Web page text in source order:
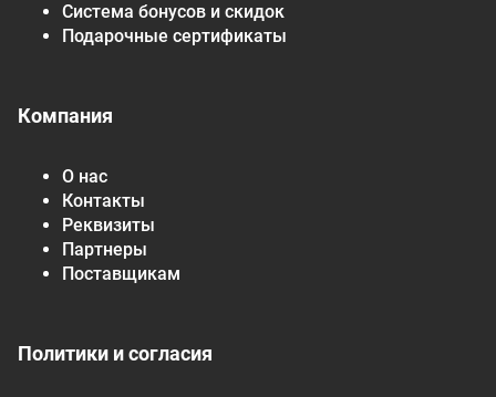
Система бонусов и скидок
Подарочные сертификаты
Компания
О нас
Контакты
Реквизиты
Партнеры
Поставщикам
Политики и согласия